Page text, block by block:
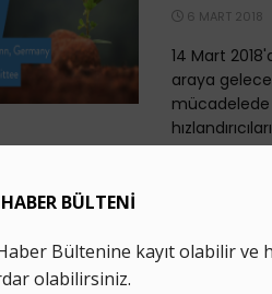
6 MART 2018
14 Mart
araya
Yeşil
Milyar